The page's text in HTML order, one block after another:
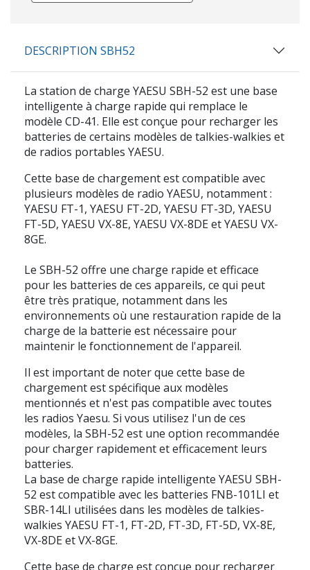
DESCRIPTION SBH52
La station de charge YAESU SBH-52 est une base
intelligente à charge rapide qui remplace le
modèle CD-41. Elle est conçue pour recharger les
batteries de certains modèles de talkies-walkies et
de radios portables YAESU.
Cette base de chargement est compatible avec
plusieurs modèles de radio YAESU, notamment :
YAESU FT-1, YAESU FT-2D, YAESU FT-3D, YAESU
FT-5D, YAESU VX-8E, YAESU VX-8DE et YAESU VX-
8GE.
Le SBH-52 offre une charge rapide et efficace
pour les batteries de ces appareils, ce qui peut
être très pratique, notamment dans les
environnements où une restauration rapide de la
charge de la batterie est nécessaire pour
maintenir le fonctionnement de l'appareil.
Il est important de noter que cette base de
chargement est spécifique aux modèles
mentionnés et n'est pas compatible avec toutes
les radios Yaesu. Si vous utilisez l'un de ces
modèles, la SBH-52 est une option recommandée
pour charger rapidement et efficacement leurs
batteries.
La base de charge rapide intelligente YAESU SBH-
52 est compatible avec les batteries FNB-101LI et
SBR-14LI utilisées dans les modèles de talkies-
walkies YAESU FT-1, FT-2D, FT-3D, FT-5D, VX-8E,
VX-8DE et VX-8GE.
Cette base de charge est conçue pour recharger